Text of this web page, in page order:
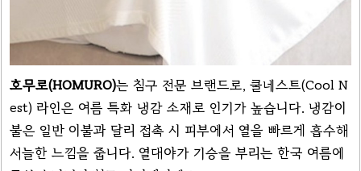
호무로(HOMURO)는 침구 전문 브랜드로, 쿨네스트(Cool N
est) 라인은 여름 특화 냉감 소재로 인기가 높습니다. 냉감이
불은 일반 이불과 달리 접촉 시 피부에서 열을 빠르게 흡수해
서늘한 느낌을 줍니다. 열대야가 기승을 부리는 한국 여름에